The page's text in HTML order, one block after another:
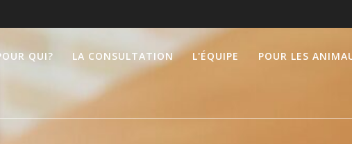
QUI? LA CONSULTATION L'ÉQUIPE POUR LES